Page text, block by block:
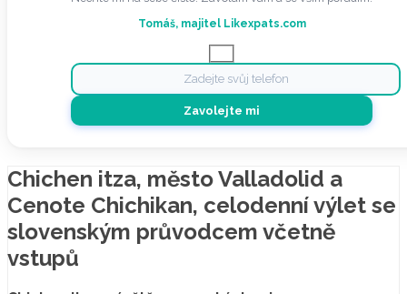
Tomáš, majitel Likexpats.com
Chichen itza, město Valladolid a
Cenote Chichikan, celodenní výlet se
slovenským průvodcem včetně
vstupů